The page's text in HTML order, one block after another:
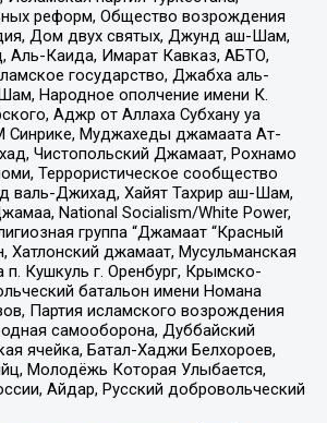
реформ, Общество возрождения
Дом двух святых, Джунд аш-Шам,
Аль-Каида, Имарат Кавказ, АБТО,
государство, Джабха аль-
Народное ополчение имени К.
Аджр от Аллаха Субхану уа
Синрике, Муджахеды джамаата Ат-
Чистопольский Джамаат, Рохнамо
Террористическое сообщество
валь-Джихад, Хайят Тахрир аш-Шам,
National Socialism/White Power,
группа “Джамаат “Красный
Хатлонский джамаат, Мусульманская
п. Кушкуль г. Оренбург, Крымско-
батальон имени Номана
Партия исламского возрождения
самооборона, Дуббайский
ячейка, Батал-Хаджи Белхороев,
Молодёжь Которая Улыбается,
Айдар, Русский добровольческий